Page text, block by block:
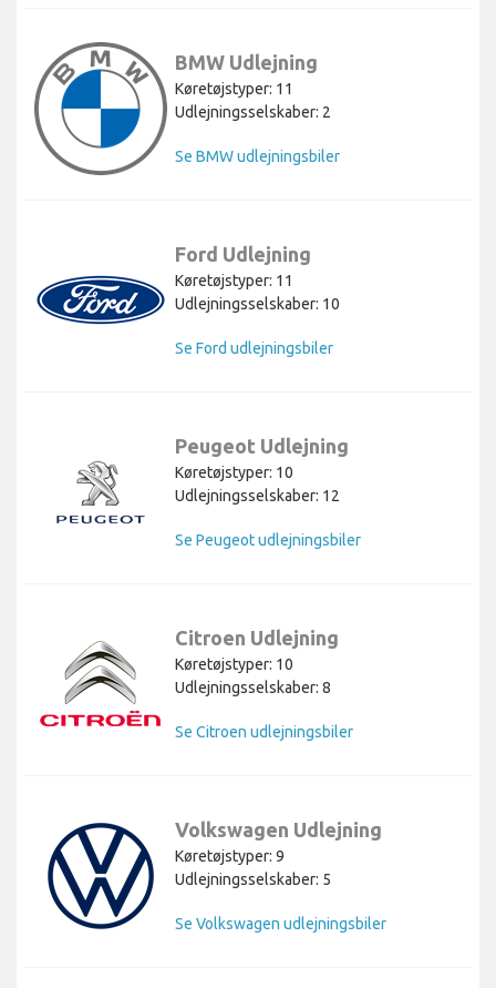
BMW Udlejning
Køretøjstyper: 11
Udlejningsselskaber: 2
Se BMW udlejningsbiler
Ford Udlejning
Køretøjstyper: 11
Udlejningsselskaber: 10
Se Ford udlejningsbiler
Peugeot Udlejning
Køretøjstyper: 10
Udlejningsselskaber: 12
Se Peugeot udlejningsbiler
Citroen Udlejning
Køretøjstyper: 10
Udlejningsselskaber: 8
Se Citroen udlejningsbiler
Volkswagen Udlejning
Køretøjstyper: 9
Udlejningsselskaber: 5
Se Volkswagen udlejningsbiler